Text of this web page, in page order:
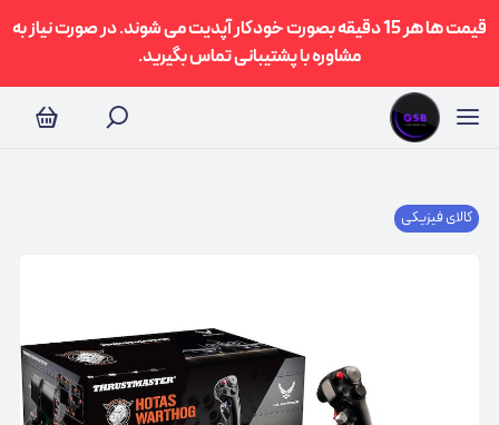
قیمت ها هر 15 دقیقه بصورت خودکار آپدیت می شوند. در صورت نیاز به
مشاوره با پشتیبانی تماس بگیرید.
کالای فیزیکی